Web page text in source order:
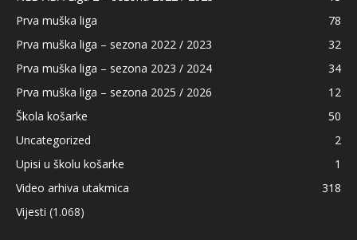
Prva muška liga
78
Prva muška liga – sezona 2022 / 2023
32
Prva muška liga – sezona 2023 / 2024
34
Prva muška liga – sezona 2025 / 2026
12
Škola košarke
50
Uncategorized
2
Upisi u školu košarke
1
Video arhiva utakmica
318
Vijesti (1.068)